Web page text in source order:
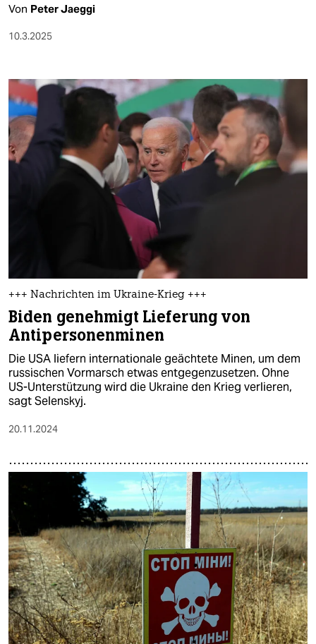
Von Peter Jaeggi
10.3.2025
+++ Nachrichten im Ukraine-Krieg +++
Biden genehmigt Lieferung von
Antipersonenminen
Die USA liefern internationale geächtete Minen, um dem
russischen Vormarsch etwas entgegenzusetzen. Ohne
US-Unterstützung wird die Ukraine den Krieg verlieren,
sagt Selenskyj.
20.11.2024